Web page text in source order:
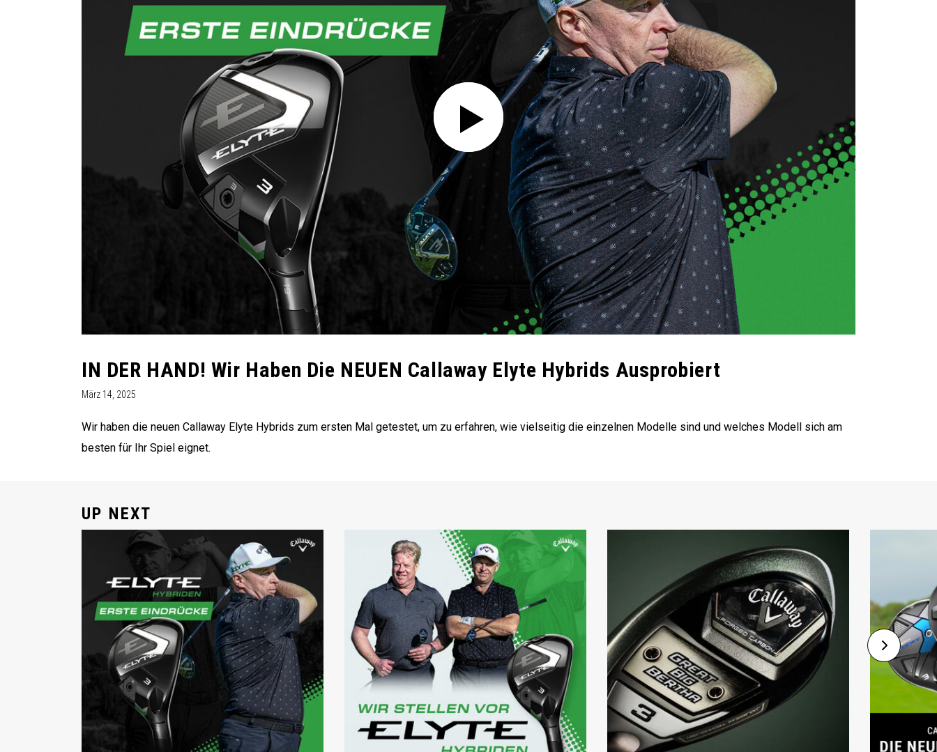
IN DER HAND! Wir Haben Die NEUEN Callaway Elyte Hybrids Ausprobiert
März 14, 2025
Wir haben die neuen Callaway Elyte Hybrids zum ersten Mal getestet, um zu erfahren, wie vielseitig die einzelnen Modelle sind und welches Modell sich am
besten für Ihr Spiel eignet.
UP NEXT